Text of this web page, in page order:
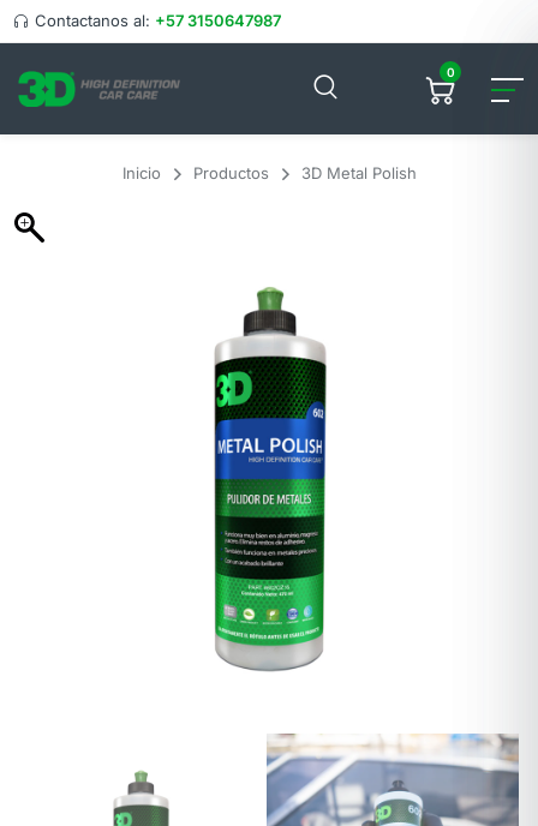
Contactanos al: +57 3150647987
0
Inicio Productos 3D Metal Polish